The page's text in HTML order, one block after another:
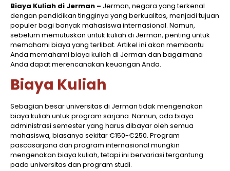
Biaya Kuliah di Jerman – Jerman, negara yang terkenal
dengan pendidikan tingginya yang berkualitas, menjadi tujuan
populer bagi banyak mahasiswa internasional. Namun,
sebelum memutuskan untuk kuliah di Jerman, penting untuk
memahami biaya yang terlibat. Artikel ini akan membantu
Anda memahami biaya kuliah di Jerman dan bagaimana
Anda dapat merencanakan keuangan Anda.
Biaya Kuliah
Sebagian besar universitas di Jerman tidak mengenakan
biaya kuliah untuk program sarjana. Namun, ada biaya
administrasi semester yang harus dibayar oleh semua
mahasiswa, biasanya sekitar €150-€250. Program
pascasarjana dan program internasional mungkin
mengenakan biaya kuliah, tetapi ini bervariasi tergantung
pada universitas dan program studi.